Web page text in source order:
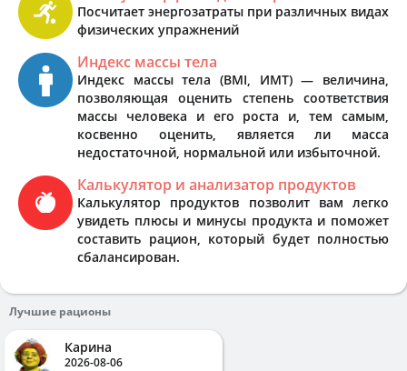
Посчитает энергозатраты при различных видах
физических упражнений
Индекс массы тела
Индекс массы тела (BMI, ИМТ) — величина,
позволяющая оценить степень соответствия
массы человека и его роста и, тем самым,
косвенно оценить, является ли масса
недостаточной, нормальной или избыточной.
Калькулятор и анализатор продуктов
Калькулятор продуктов позволит вам легко
увидеть плюсы и минусы продукта и поможет
составить рацион, который будет полностью
сбалансирован.
Лучшие рационы
Карина
2026-08-06